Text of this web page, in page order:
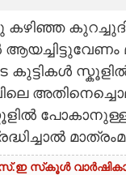
കഴിഞ്ഞ
പോകാനുള്ള
സ്‌കൂൾ